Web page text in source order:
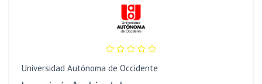
Universidad Autónoma de Occidente